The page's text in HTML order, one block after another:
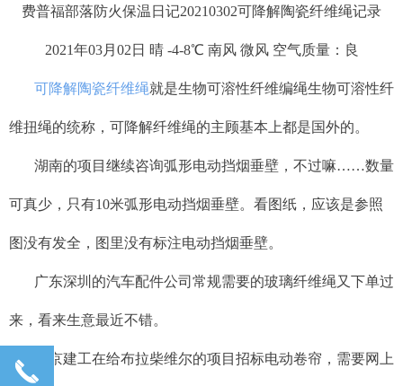
费普福部落防火保温日记20210302可降解陶瓷纤维绳记录
2021年03月02日 晴 -4-8℃ 南风 微风 空气质量：良
可降解陶瓷纤维绳就是生物可溶性纤维编绳生物可溶性纤
维扭绳的统称，可降解纤维绳的主顾基本上都是国外的。
湖南的项目继续咨询弧形电动挡烟垂壁，不过嘛……数量
可真少，只有10米弧形电动挡烟垂壁。看图纸，应该是参照
图没有发全，图里没有标注电动挡烟垂壁。
广东深圳的汽车配件公司常规需要的玻璃纤维绳又下单过
来，看来生意最近不错。
北京建工在给布拉柴维尔的项目招标电动卷帘，需要网上
끅